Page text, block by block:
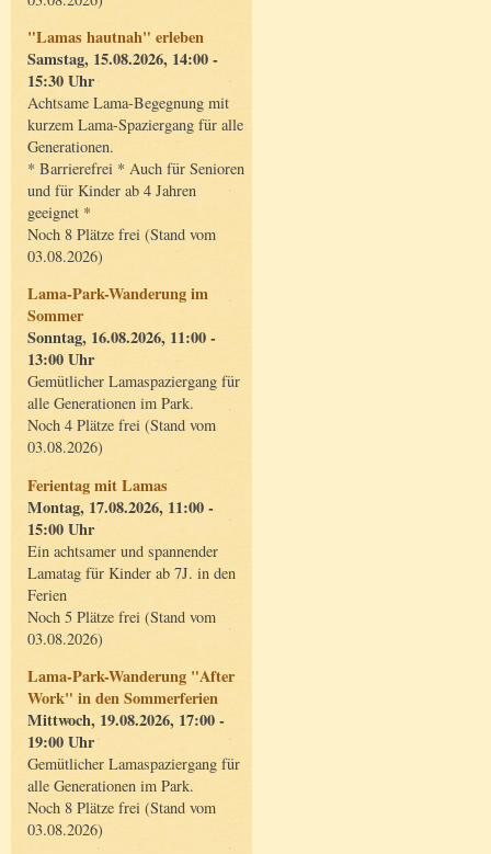
"Lamas hautnah" erleben
Samstag, 15.08.2026, 14:00 -
15:30 Uhr
Achtsame Lama-Begegnung mit
kurzem Lama-Spaziergang für alle
Generationen.
* Barrierefrei * Auch für Senioren
und für Kinder ab 4 Jahren
geeignet *
Noch 8 Plätze frei (Stand vom
03.08.2026)
Lama-Park-Wanderung im
Sommer
Sonntag, 16.08.2026, 11:00 -
13:00 Uhr
Gemütlicher Lamaspaziergang für
alle Generationen im Park.
Noch 4 Plätze frei (Stand vom
03.08.2026)
Ferientag mit Lamas
Montag, 17.08.2026, 11:00 -
15:00 Uhr
Ein achtsamer und spannender
Lamatag für Kinder ab 7J. in den
Ferien
Noch 5 Plätze frei (Stand vom
03.08.2026)
Lama-Park-Wanderung "After
Work" in den Sommerferien
Mittwoch, 19.08.2026, 17:00 -
19:00 Uhr
Gemütlicher Lamaspaziergang für
alle Generationen im Park.
Noch 8 Plätze frei (Stand vom
03.08.2026)